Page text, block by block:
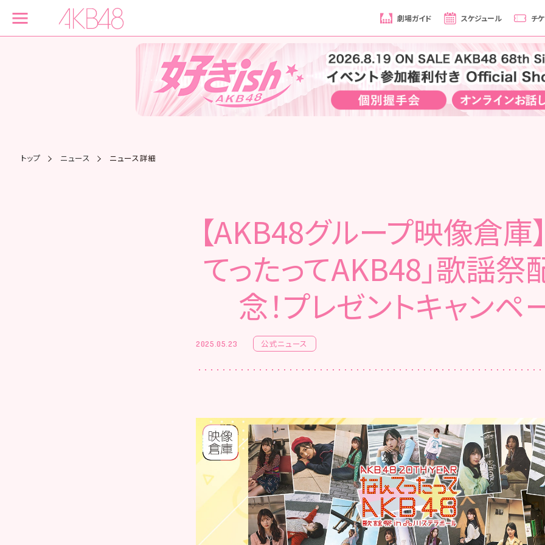
劇場ガイド スケジュール チ
トップ ニュース ニュース詳細
【AKB48グループ映像倉庫
てったってAKB48」歌謡祭
念！プレゼントキャンペ
2025.05.23 公式ニュース